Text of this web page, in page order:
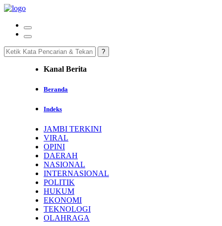
Kanal Berita
Beranda
Indeks
JAMBI TERKINI
VIRAL
OPINI
DAERAH
NASIONAL
INTERNASIONAL
POLITIK
HUKUM
EKONOMI
TEKNOLOGI
OLAHRAGA